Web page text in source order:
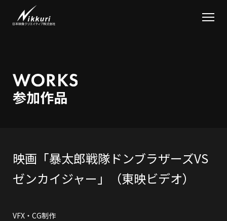
映画「暴太郎戦隊ドンブラザーズVS
ゼンカイジャー」（東映ビデオ）
VFX・CG制作